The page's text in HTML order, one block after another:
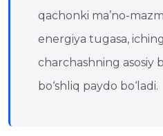
qachonki ma’no-
energiya tugasa,
charchashning asosiy
bo‘shliq paydo bo‘ladi.